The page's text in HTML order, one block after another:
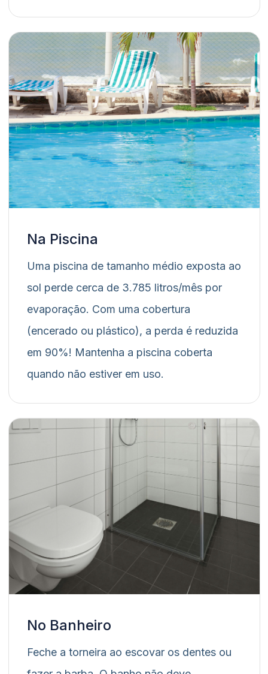
Na Piscina
Uma piscina de tamanho médio exposta ao
sol perde cerca de 3.785 litros/mês por
evaporação. Com uma cobertura
(encerado ou plástico), a perda é reduzida
em 90%! Mantenha a piscina coberta
quando não estiver em uso.
No Banheiro
Feche a torneira ao escovar os dentes ou